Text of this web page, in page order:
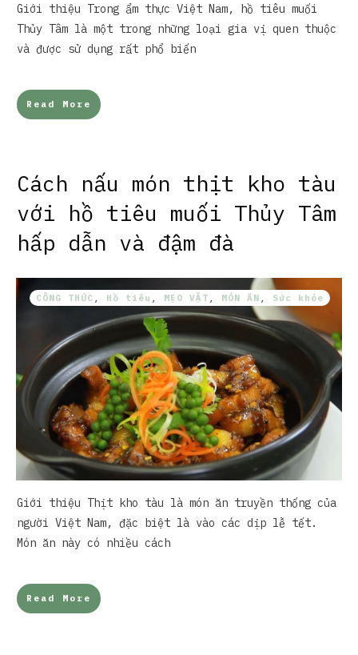
Giới thiệu Trong ẩm thực Việt Nam, hồ tiêu muối
Thủy Tâm là một trong những loại gia vị quen thuộc
và được sử dụng rất phổ biến
Read More
Cách nấu món thịt kho tàu
với hồ tiêu muối Thủy Tâm
hấp dẫn và đậm đà
CÔNG THỨC Hồ tiêu MẸO VẶT MÓN ĂN Sức khỏe
Giới thiệu Thịt kho tàu là món ăn truyền thống của
người Việt Nam, đặc biệt là vào các dịp lễ tết.
Món ăn này có nhiều cách
Read More